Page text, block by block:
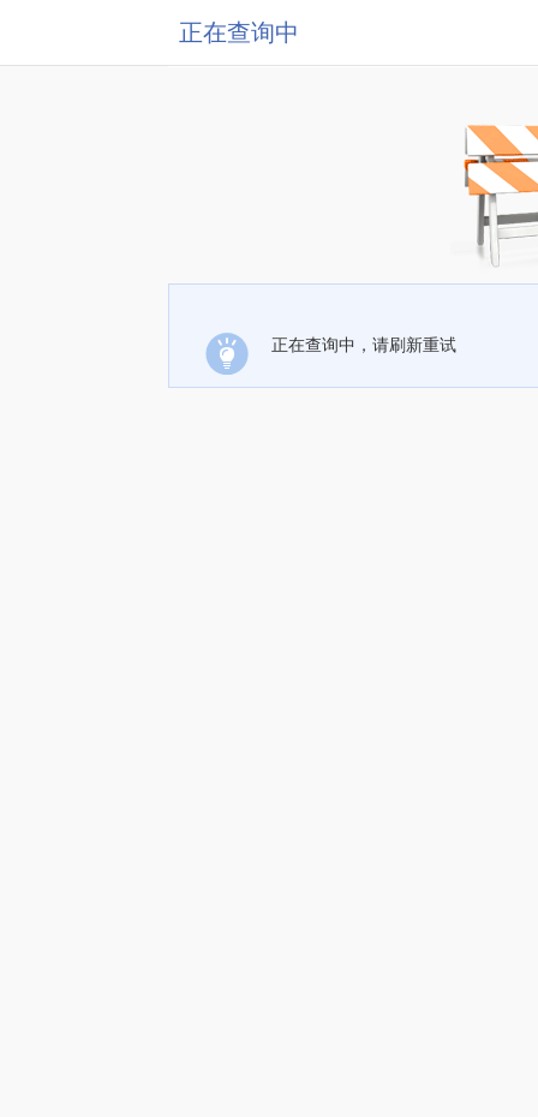
正在查询中
正在查询中，请刷新重试